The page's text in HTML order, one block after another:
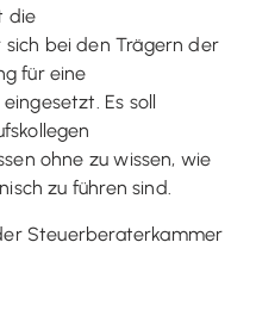
die
bei den Trägern der
für eine
Es soll
ohne zu wissen, wie
zu führen sind.
Steuerberaterkammer